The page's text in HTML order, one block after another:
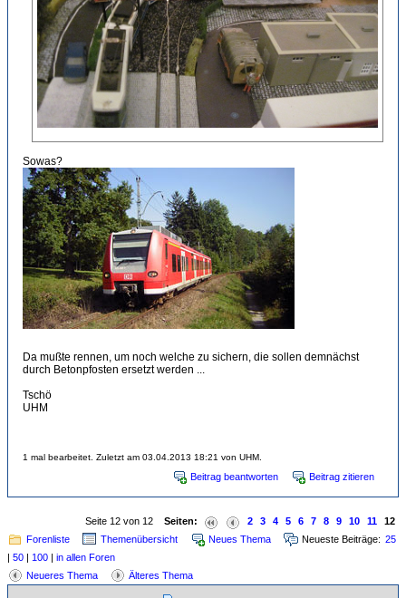
Sowas?
Da mußte rennen, um noch welche zu sichern, die sollen demnächst
durch Betonpfosten ersetzt werden ...
Tschö
UHM
1 mal bearbeitet. Zuletzt am 03.04.2013 18:21 von UHM.
Beitrag beantworten Beitrag zitieren
Seite 12 von 12 Seiten: 2 3 4 5 6 7 8 9 10 11
12
Forenliste
Themenübersicht Neues Thema Neueste Beiträge: 25
| 50 | 100 | in allen Foren
Neueres Thema
Älteres Thema